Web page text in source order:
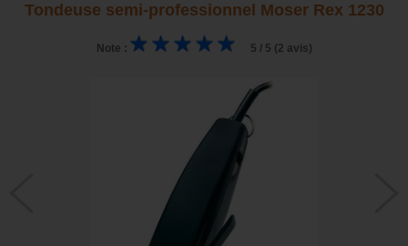
Tondeuse semi-professionnel Moser Rex 1230
Note : 5 / 5 (2 avis)